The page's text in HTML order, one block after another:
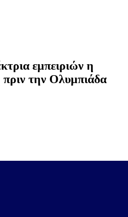
εμπειριών η
την Ολυμπιάδα